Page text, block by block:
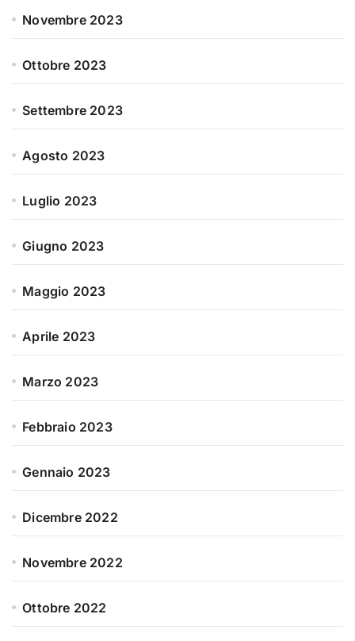
Novembre 2023
Ottobre 2023
Settembre 2023
Agosto 2023
Luglio 2023
Giugno 2023
Maggio 2023
Aprile 2023
Marzo 2023
Febbraio 2023
Gennaio 2023
Dicembre 2022
Novembre 2022
Ottobre 2022